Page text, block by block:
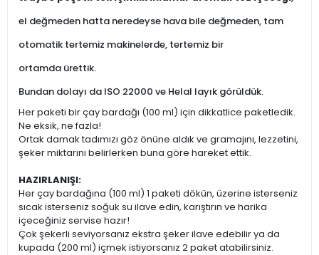
el değmeden hatta neredeyse hava bile değmeden, tam
otomatik tertemiz makinelerde, tertemiz bir
ortamda ürettik.
Bundan dolayı da ISO 22000 ve Helal layık görüldük.
Her paketi bir çay bardağı (100 ml) için dikkatlice paketledik.
Ne eksik, ne fazla!
Ortak damak tadımızı göz önüne aldık ve gramajını, lezzetini,
şeker miktarını belirlerken buna göre hareket ettik.
HAZIRLANIŞI:
Her çay bardağına (100 ml) 1 paketi dökün, üzerine isterseniz
sıcak isterseniz soğuk su ilave edin, karıştırın ve harika
içeceğiniz servise hazır!
Çok şekerli seviyorsanız ekstra şeker ilave edebilir ya da
kupada (200 ml) içmek istiyorsanız 2 paket atabilirsiniz.